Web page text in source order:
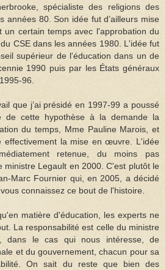
spécialiste des religions des
années 80. Son idée fut d’ailleurs mise
certain temps avec l'approbation du
CSE dans les années 1980. L'idée fut
supérieur de l'éducation dans un de
1990 puis par les États généraux
96.
que j’ai présidé en 1997-99 a poussé
de cette hypothèse à la demande la
du temps, Mme Pauline Marois, et
effectivement la mise en œuvre. L'idée
retenue, du moins pas
ministre Legault en 2000. C'est plutôt le
Marc Fournier qui, en 2005, a décidé
connaissez ce bout de l'histoire.
matière d'éducation, les experts ne
La responsabilité est celle du ministre
dans le cas qui nous intéresse, de
et du gouvernement, chacun pour sa
On sait du reste que bien des